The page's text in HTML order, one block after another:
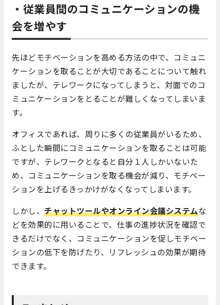
・従業員間のコミュニケーションの機
会を増やす
先ほどモチベーションを高める方法の中で、コミュニ
ケーションを取ることが大切であることについて触れ
ましたが、テレワークになってしまうと、対面でのコ
ミュニケーションをとることが難しくなってしまいま
す。
オフィスであれば、周りに多くの従業員がいるため、
ふとした瞬間にコミュニケーションを取ることは可能
ですが、テレワークとなると自分１人しかいないた
め、コミュニケーションを取る機会が減り、モチベー
ションを上げるきっかけがなくなってしまいます。
しかし、 チャットツールやオンライン会議システムな
どを効果的に用いることで、仕事の進捗状況を確認で
きるだけでなく、コミュニケーションを促しモチベー
ションの低下を防げたり、リフレッシュの効果が期待
できます。